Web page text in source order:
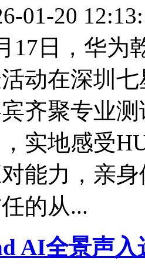
01-20
17日，华为
动在深圳
齐聚专业
实地感受
能力，亲
的从...
AI全景声